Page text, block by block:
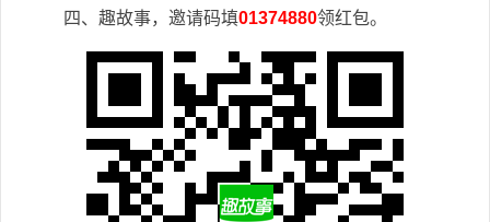
四、趣故事，邀请码填01374880领红包。